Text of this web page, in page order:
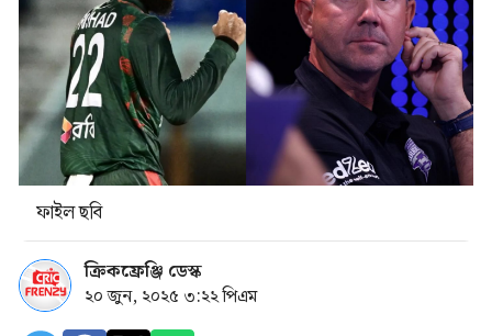
ফাইল ছবি
ক্রিকফ্রেঞ্জি ডেস্ক
২০ জুন, ২০২৫ ৩:২২ পিএম